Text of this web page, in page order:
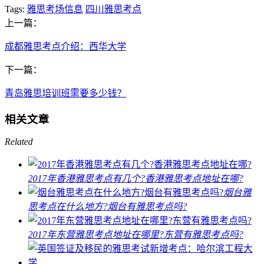
Tags: 雅思考场信息 四川雅思考点
上一篇：
成都雅思考点介绍：西华大学
下一篇：
青岛雅思培训班需要多少钱？
相关文章
Related
2017年香港雅思考点有几个?香港雅思考点地址在哪?
烟台雅
思考点在什么地方?烟台有雅思考点吗?
2017年东营雅思考点地址在哪里?东营有雅思考点吗?